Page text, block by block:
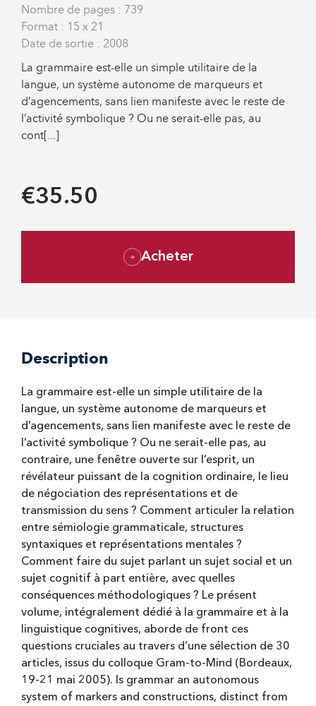
Nombre de pages : 739
Format : 15 x 21
Date de sortie : 2008
La grammaire est-elle un simple utilitaire de la
langue, un système autonome de marqueurs et
d’agencements, sans lien manifeste avec le reste de
l’activité symbolique ? Ou ne serait-elle pas, au
cont[...]
€35.50
Acheter
Description
La grammaire est-elle un simple utilitaire de la
langue, un système autonome de marqueurs et
d’agencements, sans lien manifeste avec le reste de
l’activité symbolique ? Ou ne serait-elle pas, au
contraire, une fenêtre ouverte sur l’esprit, un
révélateur puissant de la cognition ordinaire, le lieu
de négociation des représentations et de
transmission du sens ? Comment articuler la relation
entre sémiologie grammaticale, structures
syntaxiques et représentations mentales ?
Comment faire du sujet parlant un sujet social et un
sujet cognitif à part entière, avec quelles
conséquences méthodologiques ? Le présent
volume, intégralement dédié à la grammaire et à la
linguistique cognitives, aborde de front ces
questions cruciales au travers d’une sélection de 30
articles, issus du colloque Gram-to-Mind (Bordeaux,
19-21 mai 2005). Is grammar an autonomous
system of markers and constructions, distinct from